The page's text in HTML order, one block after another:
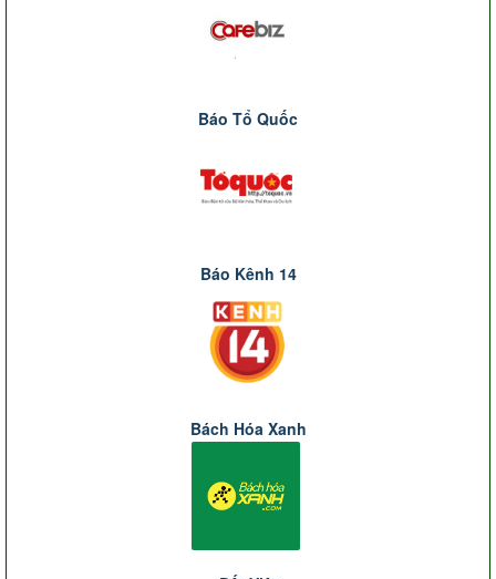
Báo Tổ Quốc
Báo Kênh 14
Bách Hóa Xanh